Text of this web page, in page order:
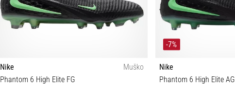
Nike
Muško
Phantom 6 High Elite FG
-7%
Nike
Phantom 6 High Elite AG